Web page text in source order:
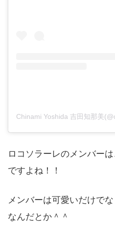
ロコソラーレのメンバー
ですよね！！
メンバーは可愛いだけで
なんだとか＾＾